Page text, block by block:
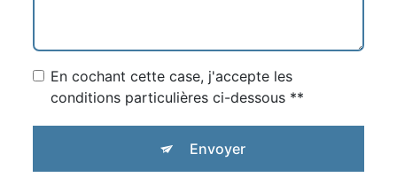
En cochant cette case, j'accepte les
conditions particulières ci-dessous **
Envoyer